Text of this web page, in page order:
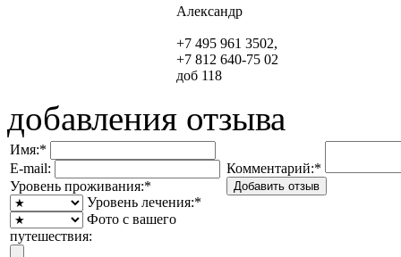
Александр
+7 495 961 3502,
+7 812 640-75 02
доб 118
добавления отзыва
Имя:*
E-mail:
Уровень проживания:*
Уровень лечения:*
Фото с вашего
путешествия:
Комментарий:*